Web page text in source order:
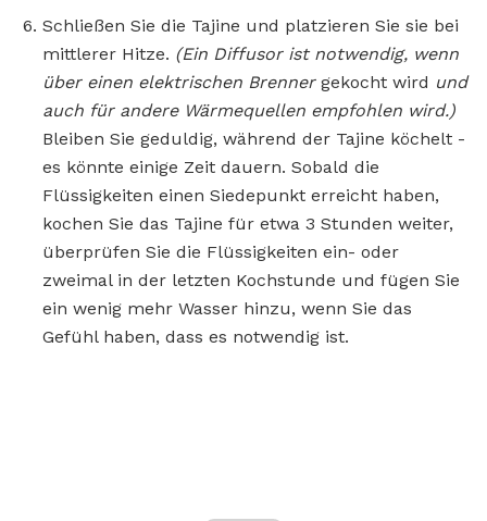
Schließen Sie die Tajine und platzieren Sie sie bei
mittlerer Hitze. (Ein Diffusor ist notwendig, wenn
über einen elektrischen Brennergekocht wird und
auch für andere Wärmequellen empfohlen wird.)
Bleiben Sie geduldig, während der Tajine köchelt -
es könnte einige Zeit dauern. Sobald die
Flüssigkeiten einen Siedepunkt erreicht haben,
kochen Sie das Tajine für etwa 3 Stunden weiter,
überprüfen Sie die Flüssigkeiten ein- oder
zweimal in der letzten Kochstunde und fügen Sie
ein wenig mehr Wasser hinzu, wenn Sie das
Gefühl haben, dass es notwendig ist.